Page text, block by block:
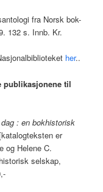
fra Norsk bok-
132 s. Innb. Kr.
her..
publikasjonene til
: en bokhistorisk
er
og Helene C.
selskap,